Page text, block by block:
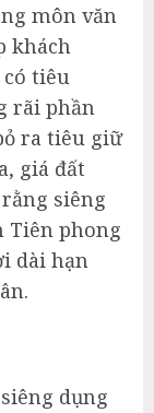
môn văn
khách
tiêu
rãi phần
ra tiêu giữ
giá đất
siêng
Tiên phong
dài hạn
dụng